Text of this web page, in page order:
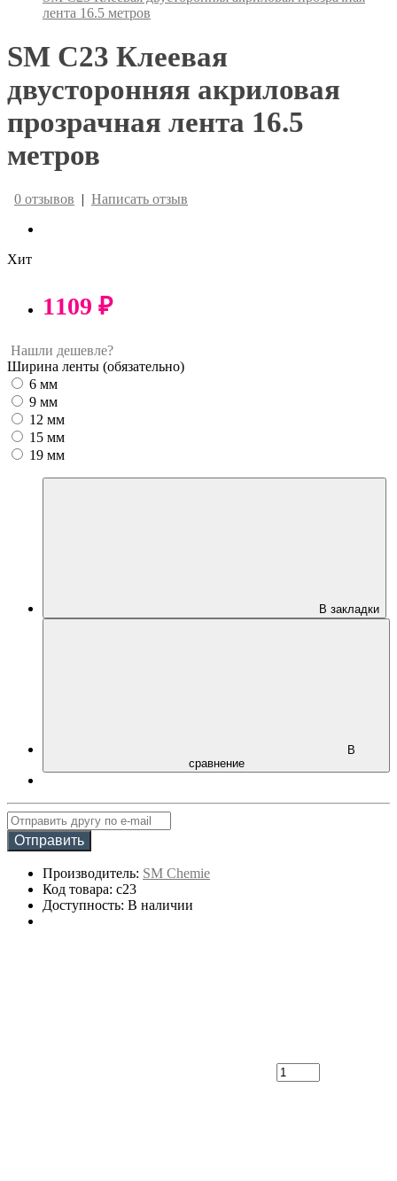
лента 16.5 метров
SM C23 Клеевая
двусторонняя акриловая
прозрачная лента 16.5
метров
0 отзывов | Написать отзыв
Хит
1109 ₽
Нашли дешевле?
Ширина ленты (обязательно)
6 мм
9 мм
12 мм
15 мм
19 мм
В закладки
В
сравнение
Отправить
Производитель: SM Chemie
Код товара: c23
Доступность: В наличии